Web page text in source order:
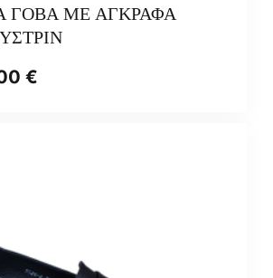
ΓΟΒΑ ΜΕ ΑΓΚΡΑΦΑ
€